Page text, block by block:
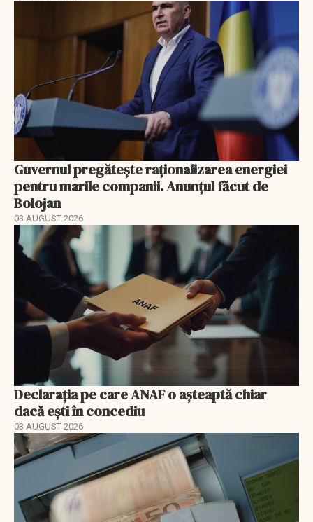
Guvernul pregătește raționalizarea energiei
pentru marile companii. Anunțul făcut de
Bolojan
03 AUGUST 2026
Declarația pe care ANAF o așteaptă chiar
dacă ești în concediu
03 AUGUST 2026